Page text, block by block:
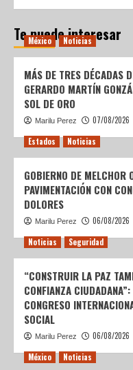
Te puede interesar
México Noticias
MÁS DE TRES DÉCADAS
GERARDO MARTÍN
SOL DE ORO
Marilu Perez 07/08/2026
Estados Noticias
GOBIERNO DE
PAVIMENTACIÓN CON
DOLORES
Marilu Perez 06/08/2026
Noticias Seguridad
“CONSTRUIR LA PAZ
CONFIANZA
CONGRESO
SOCIAL
Marilu Perez 06/08/2026
México Noticias